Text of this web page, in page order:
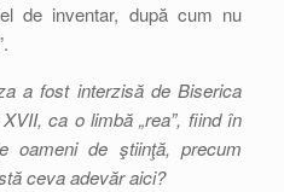
de inventar, după cum nu
a fost interzisă de Biserica
ca o limbă „rea”, fiind în
oameni de ştiinţă, precum
ceva adevăr aici?